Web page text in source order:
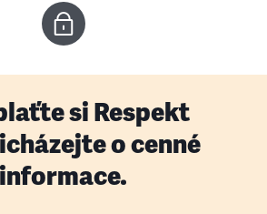
si Respekt
o cenné
informace.